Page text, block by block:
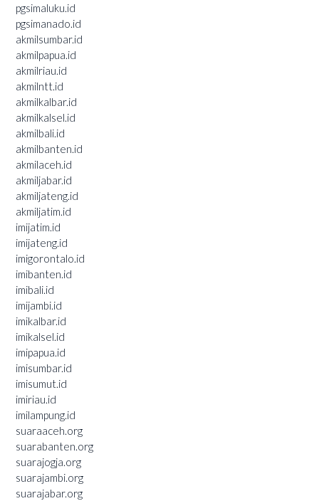
pgsimaluku.id
pgsimanado.id
akmilsumbar.id
akmilpapua.id
akmilriau.id
akmilntt.id
akmilkalbar.id
akmilkalsel.id
akmilbali.id
akmilbanten.id
akmilaceh.id
akmiljabar.id
akmiljateng.id
akmiljatim.id
imijatim.id
imijateng.id
imigorontalo.id
imibanten.id
imibali.id
imijambi.id
imikalbar.id
imikalsel.id
imipapua.id
imisumbar.id
imisumut.id
imiriau.id
imilampung.id
suaraaceh.org
suarabanten.org
suarajogja.org
suarajambi.org
suarajabar.org